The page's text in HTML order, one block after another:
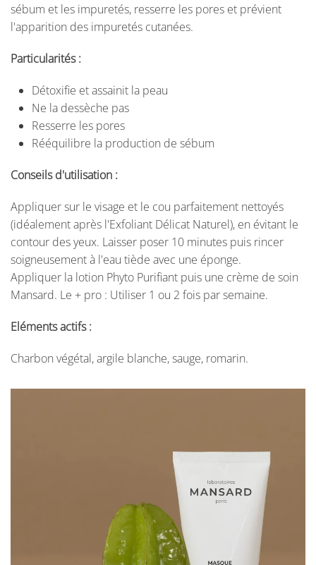
sébum et les impuretés, resserre les pores et prévient
l'apparition des impuretés cutanées.
Particularités :
Détoxifie et assainit la peau
Ne la dessèche pas
Resserre les pores
Rééquilibre la production de sébum
Conseils d'utilisation :
Appliquer sur le visage et le cou parfaitement nettoyés
(idéalement après l'Exfoliant Délicat Naturel), en évitant le
contour des yeux. Laisser poser 10 minutes puis rincer
soigneusement à l'eau tiède avec une éponge.
Appliquer la lotion Phyto Purifiant puis une crème de soin
Mansard. Le + pro : Utiliser 1 ou 2 fois par semaine.
Eléments actifs :
Charbon végétal, argile blanche, sauge, romarin.